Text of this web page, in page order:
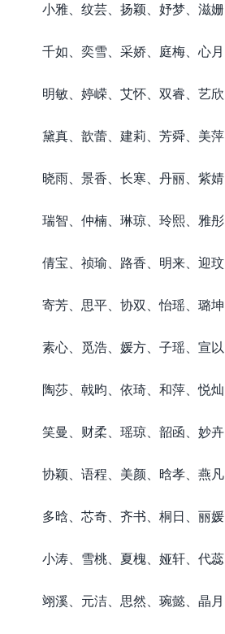
小雅、纹芸、扬颖、妤梦、滋姗
千如、奕雪、采娇、庭梅、心月
明敏、婷嵘、艾怀、双睿、艺欣
黛真、歆蕾、建莉、芳舜、美萍
晓雨、景香、长寒、丹丽、紫婧
瑞智、仲楠、琳琼、玲熙、雅彤
倩宝、祯瑜、路香、明来、迎玟
寄芳、思平、协双、怡瑶、璐坤
素心、觅浩、媛方、子瑶、宣以
陶莎、戟昀、依琦、和萍、悦灿
笑曼、财柔、瑶琼、韶函、妙卉
协颖、语程、美颜、晗孝、燕凡
多晗、芯奇、齐书、桐日、丽媛
小涛、雪桃、夏槐、娅轩、代蕊
翊溪、元洁、思然、琬懿、晶月